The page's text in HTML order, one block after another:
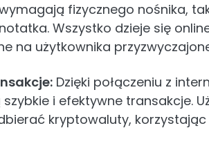
fizycznego nośnika,
Wszystko dzieje się
na użytkownika
Dzięki połączeniu z
i efektywne transakcje.
kryptowaluty,